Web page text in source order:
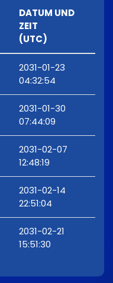
DATUM UND
ZEIT
(UTC)
2031-01-23
04:32:54
2031-01-30
07:44:09
2031-02-07
12:48:19
2031-02-14
22:51:04
2031-02-21
15:51:30